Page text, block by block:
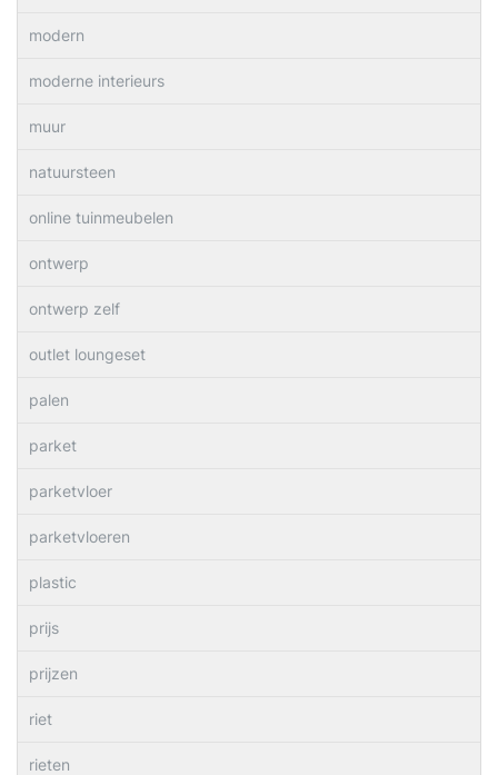
modern
moderne interieurs
muur
natuursteen
online tuinmeubelen
ontwerp
ontwerp zelf
outlet loungeset
palen
parket
parketvloer
parketvloeren
plastic
prijs
prijzen
riet
rieten